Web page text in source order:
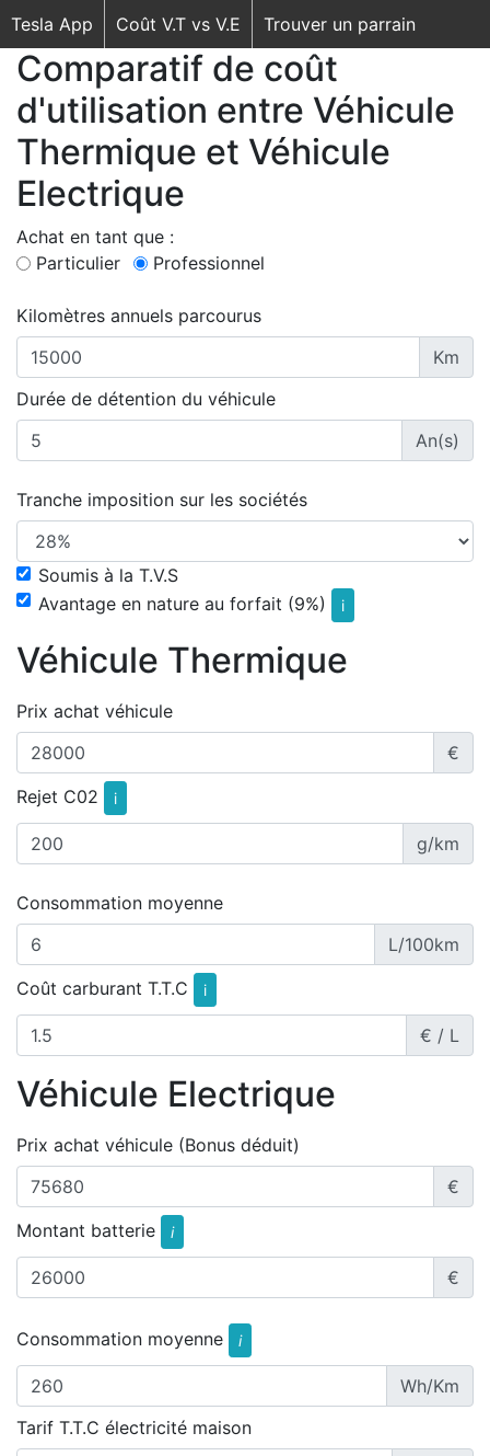
Tesla App Coût V.T vs V.E Trouver un parrain
Comparatif de coût
d'utilisation entre Véhicule
Thermique et Véhicule
Electrique
Achat en tant que :
Particulier
Professionnel
Kilomètres annuels parcourus
Km
Durée de détention du véhicule
An(s)
Tranche imposition sur les sociétés
Soumis à la T.V.S
Avantage en nature au forfait (9%)
i
Véhicule Thermique
Prix achat véhicule
€
Rejet C02
i
g/km
Consommation moyenne
L/100km
Coût carburant T.T.C
i
€ / L
Véhicule Electrique
Prix achat véhicule (Bonus déduit)
€
Montant batterie
i
€
Consommation moyenne i
Wh/Km
Tarif T.T.C électricité maison